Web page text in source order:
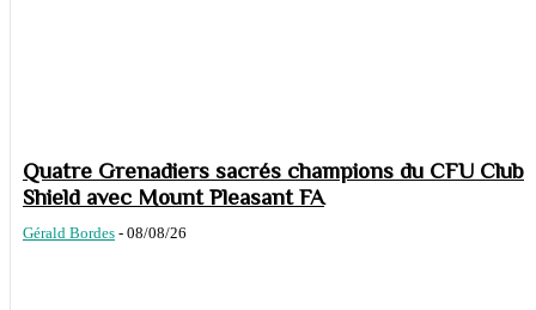
Quatre Grenadiers sacrés champions du CFU Club
Shield avec Mount Pleasant FA
Gérald Bordes - 08/08/26